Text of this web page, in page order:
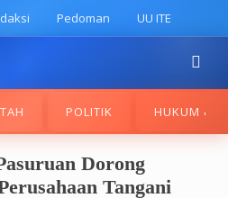
Pedoman UU ITE
POLITIK HUKUM &
Dorong
Tangani